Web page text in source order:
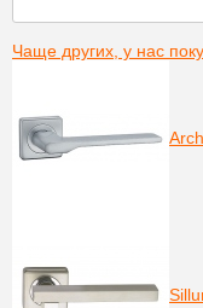
Чаще других, у нас